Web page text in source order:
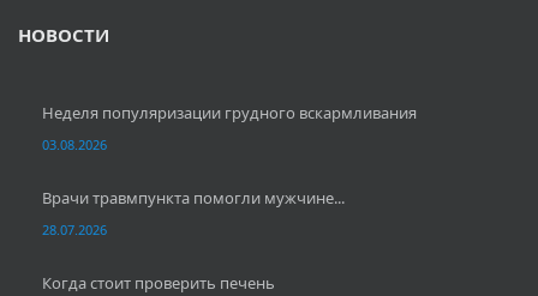
НОВОСТИ
Неделя популяризации грудного вскармливания
03.08.2026
Врачи травмпункта помогли мужчине...
28.07.2026
Когда стоит проверить печень